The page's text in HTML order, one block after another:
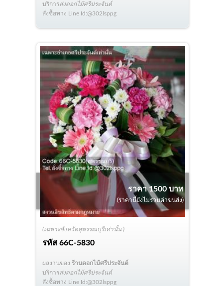
บริการส่งดอกไม้ศรีประจันต์
สั่งซื้อทาง Line Id:@302lsppg
(เฉพาะจังหวัดสุพรรณบุรีเท่านั้น )
รหัส66C-5830
ราคา 1500 บาท
(ราคานี้ยังไม่รวมค่าขนส่ง)
ผลงานของ ร้านดอกไม้ศรีประจันต์
บริการส่งดอกไม้ศรีประจันต์
สั่งซื้อทาง Line Id:@302lsppg